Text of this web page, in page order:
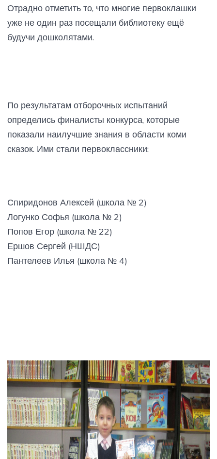
Отрадно отметить то, что многие первоклашки
уже не один раз посещали библиотеку ещё
будучи дошколятами.
По результатам отборочных испытаний
определись финалисты конкурса, которые
показали наилучшие знания в области коми
сказок. Ими стали первоклассники:
Спиридонов Алексей (школа № 2)
Логунко Софья (школа № 2)
Попов Егор (школа № 22)
Ершов Сергей (НШДС)
Пантелеев Илья (школа № 4)